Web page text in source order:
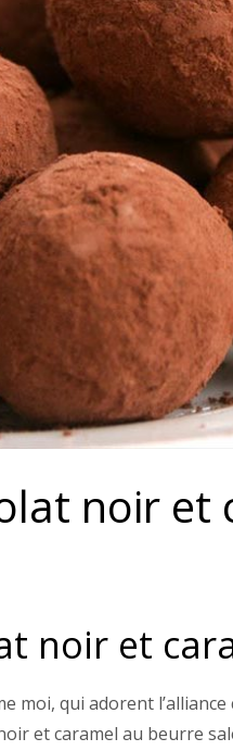
noir et
noir et
moi, qui adorent
et caramel au beurre